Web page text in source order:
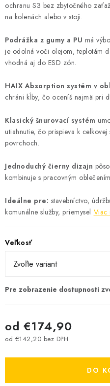
ochranu S3 bez zbytočného
na kolenách alebo v stoji.
Podrážka z gumy a PU má
je odolná voči olejom, teplotám
vhodná aj do ESD zón.
HAIX Absorption systém v
chráni kĺby, čo oceníš najmä pri
Klasický šnurovací systém
utiahnutie, čo prispieva k
povrchoch.
Jednoduchý čierny dizajn
kombinuje s pracovným
Ideálne pre: stavebníctvo,
komunálne služby, priemysel Viac
Veľkosť
od €174,90
od €142,20 bez DPH
DO